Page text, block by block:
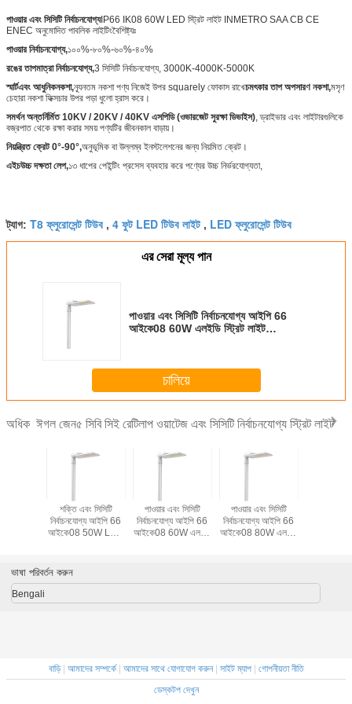
পাওয়ার এবং সিসিটি নির্বাচনযোগ্যIP66 IK08 60W LED স্ট্রিট লাইট INMETRO SAA CB CE
ENEC অনুমোদিত পাবলিক লাইটিংবৈশিষ্ট্যঃ
পাওয়ার নির্বাচনযোগ্য,১০০%-৮০%-৬০%-৪০%
রঙের তাপমাত্রা নির্বাচনযোগ্য,3 সিসিটি নির্বাচনযোগ্য, 3000K-4000K-5000K
স্মার্টএবং আধুনিকনকশা,ন্যূনতম নকশা পণ্য নিজেই উপর squarely ফোকাস রাখেচমৎকার তাপ অপসারণ নকশা,মসৃণ
চেহারা নকশা ফিক্সচার উপর পড়া ধুলো হ্রাস করে।
সমর্থন অন্তর্নির্মিত 10KV / 20KV / 40KV এসপিডি (ওভারজেট সুরক্ষা ডিভাইস), ড্রাইভার এবং লাইটারগুলিকে
বজ্রপাত থেকে রক্ষা করার সময় পণ্যটির জীবনকাল বাড়ায়।
নিয়ন্ত্রিত ক্রেট 0°-90°,অনুভূমিক বা উল্লম্ব ইনস্টলেশনের জন্য নিয়মিত ক্রেট।
এইচউচ্চ দক্ষতা লেপ,১৩ ধাপের পেইন্টিং প্রসেস ব্যবহার করে পণ্যের উচ্চ নির্ভরযোগ্যতা,
ট্যাগ: T8 ফ্লুরোসেন্ট টিউব , 4 ফুট LED টিউব লাইট, LED ফ্লুরোসেন্ট টিউব
এর সেরা মূল্য পান
পাওয়ার এবং সিসিটি নির্বাচনযোগ্য আইপি 66
আইকে08 60W এলইডি স্ট্রিট লাইট
চালিয়ে
অধিক ঈগল জেন৫ সিবি সিই রেটিলাপ ওয়াটেজ এবং সিসিটি নির্বাচনযোগ্য স্ট্রিট লাইট
ENEC
শক্তি এবং সিসিটি
নির্বাচনযোগ্য আইপি 66
আইকে08 50W LED
CB সিই ENEC
পাওয়ার এবং সিসিটি
নির্বাচনযোগ্য আইপি 66
আইকে08 60W এলইডি
পাওয়ার এবং সিসিটি
নির্বাচনযোগ্য আইপি 66
আইকে08 80W এলইডি
ভাষা পরিবর্তন করুন
Bengali
বাড়ি| আমাদের সম্পর্কে| আমাদের সাথে যোগাযোগ করুন| সাইট ম্যাপ| গোপনীয়তা নীতি
ডেস্কটপ দেখুন